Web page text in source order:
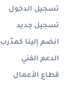
تسجيل الدخول
تسجيل جديد
انضم إلينا كمدٌرب
الدعم الفني
قطاع الأعمال